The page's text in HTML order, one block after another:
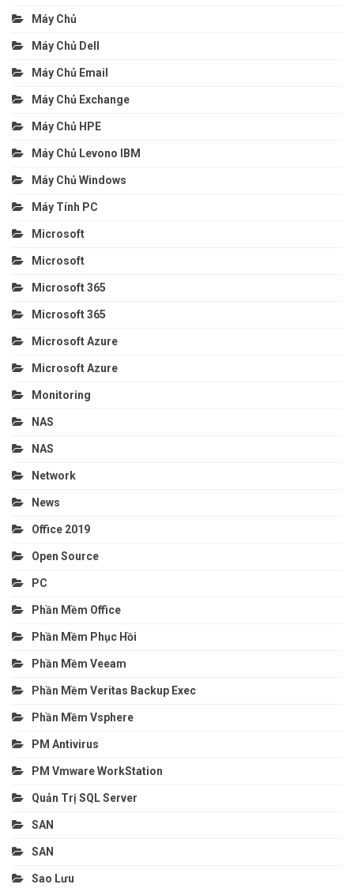
Máy Chủ
Máy Chủ Dell
Máy Chủ Email
Máy Chủ Exchange
Máy Chủ HPE
Máy Chủ Levono IBM
Máy Chủ Windows
Máy Tính PC
Microsoft
Microsoft
Microsoft 365
Microsoft 365
Microsoft Azure
Microsoft Azure
Monitoring
NAS
NAS
Network
News
Office 2019
Open Source
PC
Phần Mềm Office
Phần Mềm Phục Hồi
Phần Mềm Veeam
Phần Mềm Veritas Backup Exec
Phần Mềm Vsphere
PM Antivirus
PM Vmware WorkStation
Quản Trị SQL Server
SAN
SAN
Sao Lưu